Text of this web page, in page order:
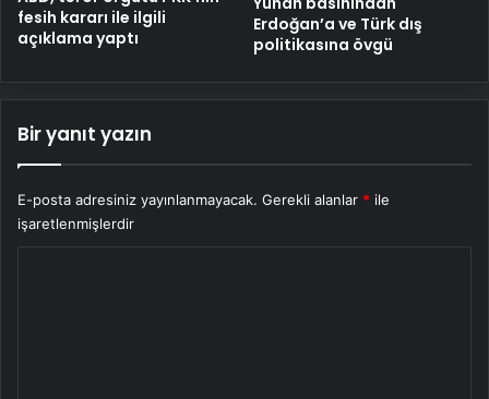
fesih kararı ile ilgili
açıklama yaptı
Erdoğan’a ve Türk dış
politikasına övgü
Bir yanıt yazın
E-posta adresiniz yayınlanmayacak. Gerekli alanlar * ile
işaretlenmişlerdir